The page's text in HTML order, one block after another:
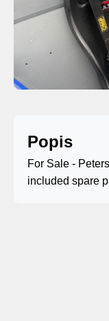
Popis
For Sale -
included spare